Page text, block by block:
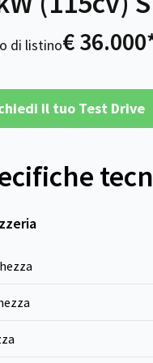
di listino€
il tuo Test Drive